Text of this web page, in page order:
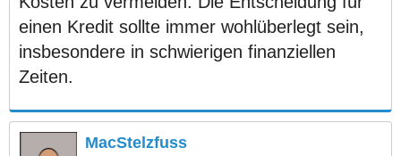
einen Kredit sollte immer wohlüberlegt sein,
insbesondere in schwierigen finanziellen
Zeiten.
MacStelzfuss